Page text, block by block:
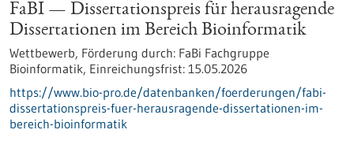
FaBI — Dissertationspreis für herausragende
Dissertationen im Bereich Bioinformatik
Wettbewerb, Förderung durch: FaBi Fachgruppe
Bioinformatik, Einreichungsfrist: 15.05.2026
https://www.bio-pro.de/datenbanken/foerderungen/fabi-
dissertationspreis-fuer-herausragende-dissertationen-im-
bereich-bioinformatik